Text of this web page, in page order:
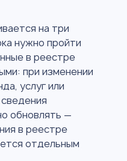
на три
нужно пройти
в реестре
при изменении
услуг или
обновлять —
в реестре
отдельным